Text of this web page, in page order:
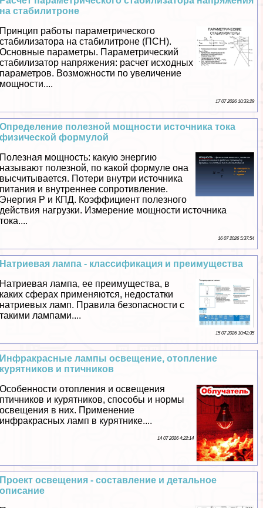
на стабилитроне
Принцип работы параметрического
стабилизатора на стабилитроне (ПСН).
Основные параметры. Параметрический
стабилизатор напряжения: расчет исходных
параметров. Возможности по увеличение
мощности....
17 07 2026 10:33:29
Определение полезной мощности источника тока
физической формулой
Полезная мощность: какую энергию
называют полезной, по какой формуле она
высчитывается. Потери внутри источника
питания и внутреннее сопротивление.
Энергия Р и КПД. Коэффициент полезного
действия нагрузки. Измерение мощности источника
тока....
16 07 2026 5:37:54
Натриевая лампа - классификация и преимущества
Натриевая лампа, ее преимущества, в
каких сферах применяются, недостатки
натриевых ламп. Правила безопасности с
такими лампами....
15 07 2026 10:42:35
Инфpaкрасные лампы освещение, отопление
курятников и птичников
Особенности отопления и освещения
птичников и курятников, способы и нормы
освещения в них. Применение
инфpaкрасных ламп в курятнике....
14 07 2026 4:22:14
Проект освещения - составление и детальное
описание